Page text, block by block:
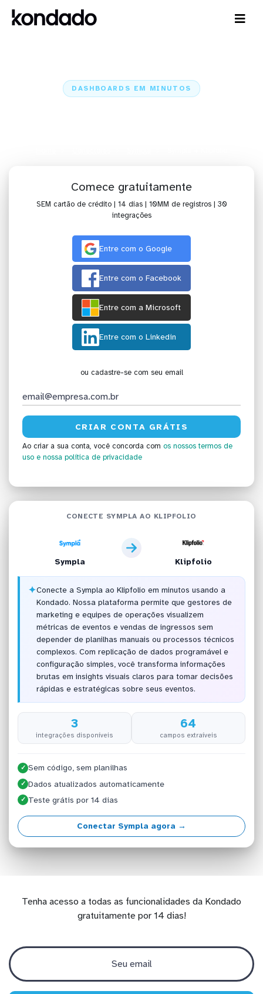
DASHBOARDS EM MINUTOS
Comece gratuitamente
SEM cartão de crédito | 14 dias | 10MM de registros | 30
integrações
Entre com o Google
Entre com o Facebook
Entre com a Microsoft
Entre com o Linkedin
ou cadastre-se com seu email
Ao criar a sua conta, você concorda com os nossos termos de
uso e nossa política de privacidade
CONECTE SYMPLA AO KLIPFOLIO
Sympla Klipfolio
✦Conecte a Sympla ao Klipfolio em minutos usando a
Kondado. Nossa plataforma permite que gestores de
marketing e equipes de operações visualizem
métricas de eventos e vendas de ingressos sem
depender de planilhas manuais ou processos técnicos
complexos. Com replicação de dados programável e
configuração simples, você transforma informações
brutas em insights visuais claros para tomar decisões
rápidas e estratégicas sobre seus eventos.
3
integrações disponíveis
64
campos extraíveis
✓ Sem código, sem planilhas
✓ Dados atualizados automaticamente
✓ Teste grátis por 14 dias
Conectar Sympla agora →
Tenha acesso a todas as funcionalidades da Kondado
gratuitamente por 14 dias!